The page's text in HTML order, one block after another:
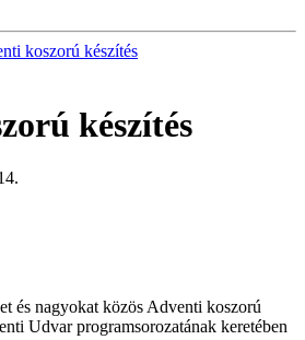
koszorú készítés
készítés
és nagyokat közös Adventi koszorú
Udvar programsorozatának keretében